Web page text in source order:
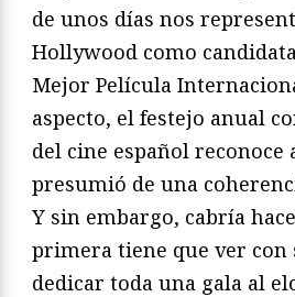
de unos días nos
Hollywood como
Mejor Película
aspecto, el festejo anual
del cine español reconoce
presumió de una
Y sin embargo, cabría
primera tiene que ver con
dedicar toda una gala al